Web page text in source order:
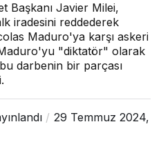
Başkanı Javier Milei,
iradesini reddederek
Maduro'ya karşı askeri
Maduro'yu "diktatör" olarak
darbenin bir parçası
29 Temmuz 2024,